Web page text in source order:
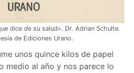
dice de su salud». Dr. Adrian Schulte.
de Ediciones Urano.
unos quince kilos de papel
medio al año y nos parece lo